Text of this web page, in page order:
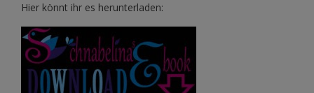
Hier könnt ihr es herunterladen: